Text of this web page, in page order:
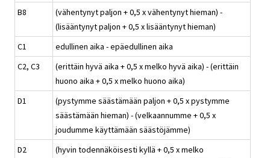
B8
(vähentynyt paljon + 0,5 x vähentynyt hieman) -
(lisääntynyt paljon + 0,5 x lisääntynyt hieman)
C1
edullinen aika - epäedullinen aika
C2, C3
(erittäin hyvä aika + 0,5 x melko hyvä aika) - (erittäin
huono aika + 0,5 x melko huono aika)
D1
(pystymme säästämään paljon + 0,5 x pystymme
säästämään hieman) - (velkaannumme + 0,5 x
joudumme käyttämään säästöjämme)
D2
(hyvin todennäköisesti kyllä + 0,5 x melko